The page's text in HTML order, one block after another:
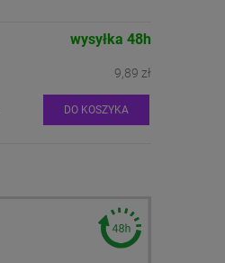
9,89 zł
wysyłka 48h
DO KOSZYKA